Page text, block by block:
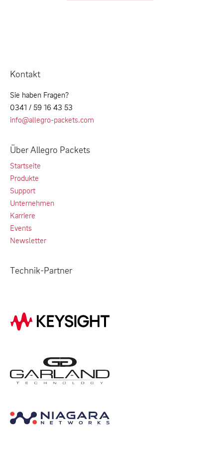
Kontakt
Sie haben Fragen?
0341 / 59 16 43 53
info@allegro-packets.com
Über Allegro Packets
Startseite
Produkte
Support
Unternehmen
Karriere
Events
Newsletter
Technik-Partner